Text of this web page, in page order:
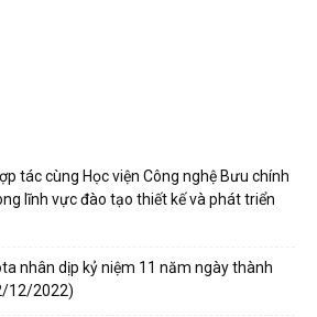
tác cùng Học viện Công nghệ Bưu chính
lĩnh vực đào tạo thiết kế và phát triển
nhân dịp kỷ niệm 11 năm ngày thành
12/2022)